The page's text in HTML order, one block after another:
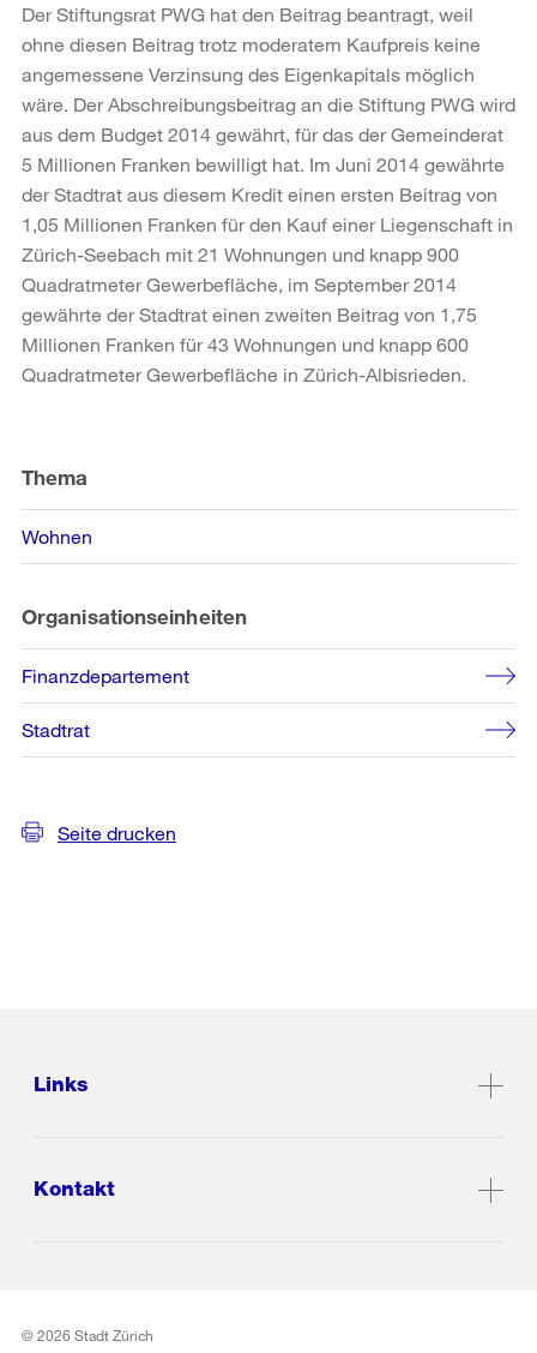
Der Stiftungsrat PWG hat den Beitrag beantragt, weil
ohne diesen Beitrag trotz moderatem Kaufpreis keine
angemessene Verzinsung des Eigenkapitals möglich
wäre. Der Abschreibungsbeitrag an die Stiftung PWG wird
aus dem Budget 2014 gewährt, für das der Gemeinderat
5 Millionen Franken bewilligt hat. Im Juni 2014 gewährte
der Stadtrat aus diesem Kredit einen ersten Beitrag von
1,05 Millionen Franken für den Kauf einer Liegenschaft in
Zürich-Seebach mit 21 Wohnungen und knapp 900
Quadratmeter Gewerbefläche, im September 2014
gewährte der Stadtrat einen zweiten Beitrag von 1,75
Millionen Franken für 43 Wohnungen und knapp 600
Quadratmeter Gewerbefläche in Zürich-Albisrieden.
Informationen
Thema
Wohnen
Organisationseinheiten
Finanzdepartement
Stadtrat
Seite drucken
Links
Kontakt
© 2026 Stadt Zürich